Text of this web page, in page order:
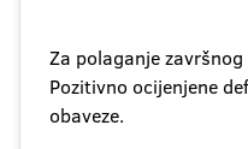
Za polaganje
Pozitivno ocijenjene
obaveze.